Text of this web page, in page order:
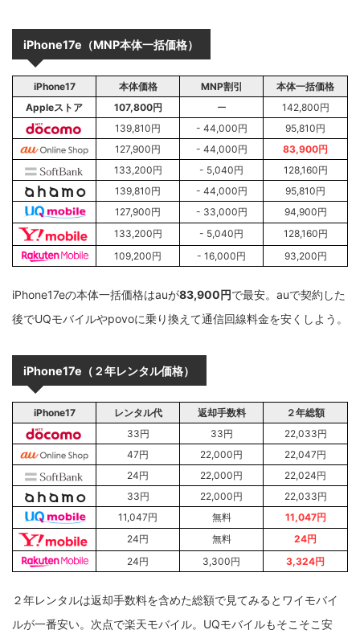
iPhone17e（MNP本体一括価格）
iPhone17 本体価格 MNP割引
本体一括価格
Appleストア
107,800円 ー
142,800円
139,810円
- 44,000円
95,810円
127,900円
- 44,000円
83,900円
133,200円
- 5,040円
128,160円
139,810円
- 44,000円
95,810円
127,900円
- 33,000円
94,900円
133,200円
- 5,040円
128,160円
109,200円
- 16,000円 93,200円
iPhone17eの本体一括価格はauが83,900円で最安。auで契約した
後でUQモバイルやpovoに乗り換えて通信回線料金を安くしよう。
iPhone17e （２年レンタル価格）
iPhone17 レンタル代 返却手数料
２年総額
33円
33円
22,033円
47円
22,000円
22,047円
24円
22,000円
22,024円
33円
22,000円
22,033円
11,047円
無料
11,047円
24円
無料
24円
24円
3,300円 3,324円
２年レンタルは返却手数料を含めた総額で見てみるとワイモバイ
ルが一番安い。次点で楽天モバイル。UQモバイルもそこそこ安